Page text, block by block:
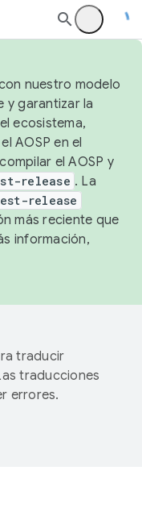
nuestro modelo
y garantizar la
ecosistema,
AOSP en el
el AOSP y
release . La
release
más reciente que
información,
traducir
traducciones
errores.